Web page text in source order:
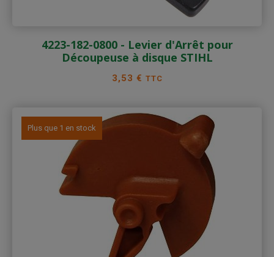
4223-182-0800 - Levier d'Arrêt pour
Découpeuse à disque STIHL
Prix
3,53 € TTC
Plus que 1 en stock